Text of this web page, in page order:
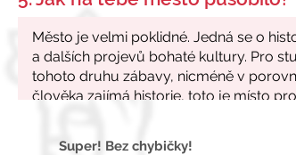
Super! Bez chybičky!